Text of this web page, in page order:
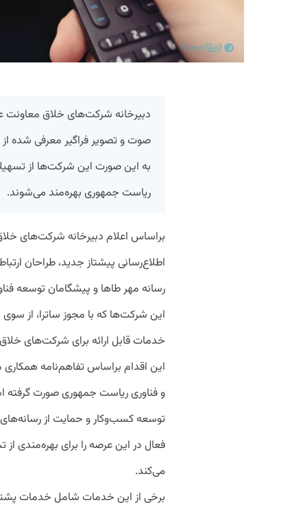
صوت و تصویر فراگیر معرفی شده
به این صورت این شرکت‌ها از
ریاست جمهوری بهره‌مند می‌شوند.
براساس اعلام دبیرخانه شرکت‌های
اطلاع‌رسانی پیشتاز جدید، طراحان
رسانه مهر طاها و پیشگامان توسعه
این شرکت‌ها که با مجوز ساترا، از سوی
خدمات قابل ارائه برای شرکت‌های
این اقدام براساس تفاهم‌نامه
و فناوری ریاست جمهوری صورت گرفته
توسعه کسب‌و‌کار و حمایت از
فعال در این عرصه را برای بهره‌مندی
می‌کند.
برخی از این خدمات شامل خدمات